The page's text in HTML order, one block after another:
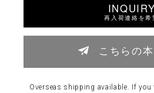
INQUIRY
再入荷連絡を希
こちらの
Overseas shipping available. If you